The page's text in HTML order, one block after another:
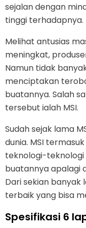
sejalan dengan
tinggi terhadapnya.
Melihat antusias
meningkat,
Namun tidak
menciptakan
buatannya. Salah
tersebut ialah MSI.
Sudah sejak lama
dunia. MSI
teknologi-
buatannya apalagi
Dari sekian banyak
terbaik yang bisa
Spesifikasi 6